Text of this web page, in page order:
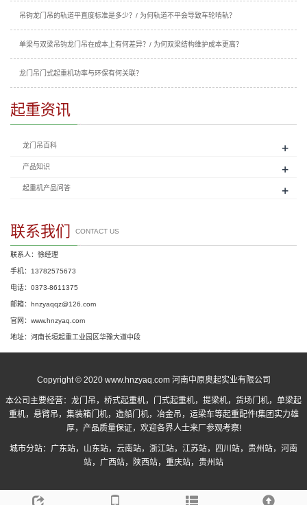
吊钩龙门吊的轨道平直度标准是多少？/ 为何轨道不平会导致车轮啃轨？
单梁与双梁吊钩龙门吊在成本上有何差异？/ 为何双梁结构维护成本更高？
龙门吊门式起重机功率与环保有何关联？
起重资讯
龙门吊百科 +
产品知识 +
起重机产品问答 +
联系我们 CONTACT US
联系人：徐经理
手机：13782575673
电话：0373-8611375
邮箱：hnzyaqqz@126.com
官网：www.hnzyaq.com
地址：河南长垣起重工业园区华豫大道中段
Copyright © 2020 www.hnzyaq.com 河南中原奥起实业有限公司
本公司主要经营： 龙门吊 ， 桥式起重机， 门式起重机，提梁机，货场门机，单梁起
重机，悬臂吊，集装箱门机，造船门机，冶金吊，运梁车等起重配件!集团实力雄
厚，产品质量保证，欢迎各界人士来厂参观考察!
城市分站： 广东站， 山东站， 云南站， 浙江站， 江苏站， 四川站， 贵州站， 河南
站， 广西站， 陕西站， 重庆站， 贵州站